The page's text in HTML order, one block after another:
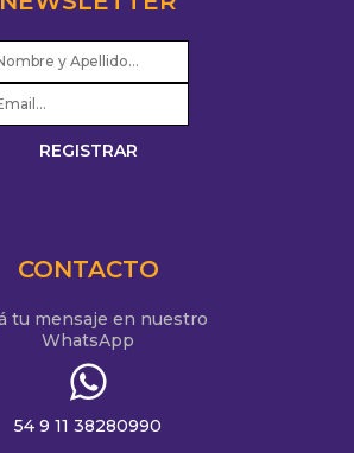
CONTACTO
tu mensaje en nuestro
WhatsApp
54 9 11 38280990